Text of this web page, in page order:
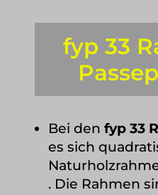
fyp 33
Bei denfyp 33
es sich
. Die Rahmen